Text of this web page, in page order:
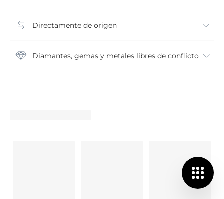
Directamente de origen
Diamantes, gemas y metales libres de conflicto